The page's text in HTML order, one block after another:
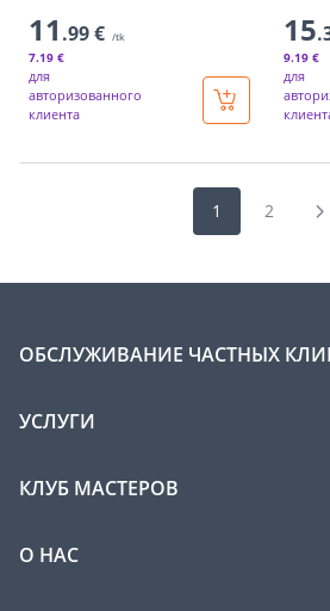
11 .99 € /tk
7.19 €
для
авторизованного
клиента
15
9.19 €
для
1 2
ОБСЛУЖИВАНИЕ ЧАСТНЫХ
УСЛУГИ
КЛУБ МАСТЕРОВ
О НАС